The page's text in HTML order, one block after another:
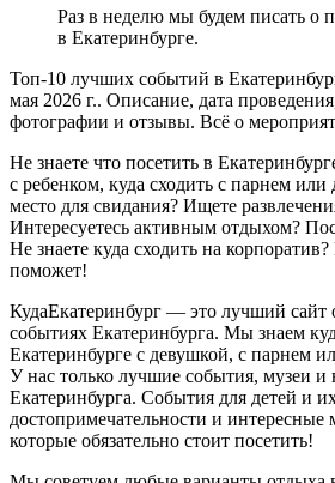
Раз в неделю мы будем писать о
в Екатеринбурге.
Топ-10 лучших событий в
мая 2026 г.. Описание, дата
фотографии и отзывы. Всё о
Не знаете что посетить в
с ребенком, куда сходить с парнем
место для свидания? Ищете
Интересуетесь активным отдыхом?
Не знаете куда сходить на
поможет!
КудаЕкатеринбург — это лучший сайт
событиях Екатеринбурга. Мы знаем
Екатеринбурге с девушкой, с парнем
У нас только лучшие события, музеи и
Екатеринбурга. События для детей и
достопримечательности и интересные
которые обязательно стоит посетить!